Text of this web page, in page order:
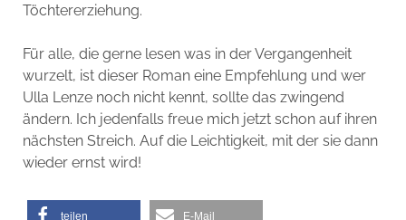
Töchtererziehung.
Für alle, die gerne lesen was in der Vergangenheit
wurzelt, ist dieser Roman eine Empfehlung und wer
Ulla Lenze noch nicht kennt, sollte das zwingend
ändern. Ich jedenfalls freue mich jetzt schon auf ihren
nächsten Streich. Auf die Leichtigkeit, mit der sie dann
wieder ernst wird!
teilen E-Mail